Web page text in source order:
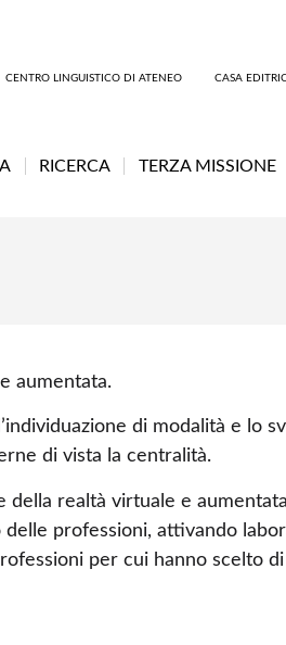
CENTRO LINGUISTICO DI ATENEO CASA
RICERCA TERZA MISSIONE
aumentata.
di modalità e
di vista la centralità.
della realtà virtuale e
professioni, attivando
per cui hanno scelto